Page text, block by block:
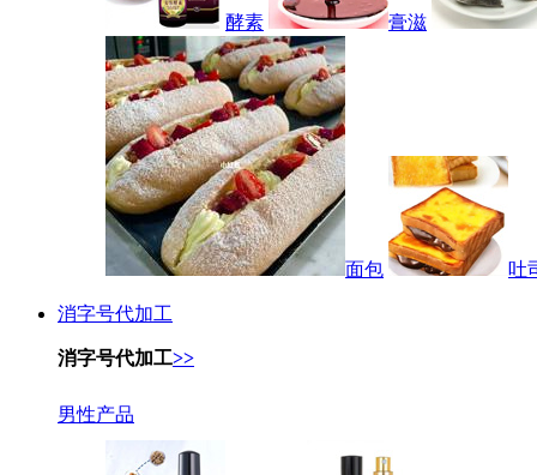
酵素 膏滋
面包 吐
消字号代加工
消字号代加工>>
男性产品